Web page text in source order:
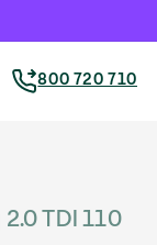
800 720 710
TDI 110